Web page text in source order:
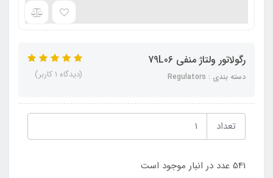
رگولاتور ولتاژ منفی 79L06
دسته بندی : Regulators (دیدگاه 1 کاربر)
تعداد
541 عدد در انبار موجود است